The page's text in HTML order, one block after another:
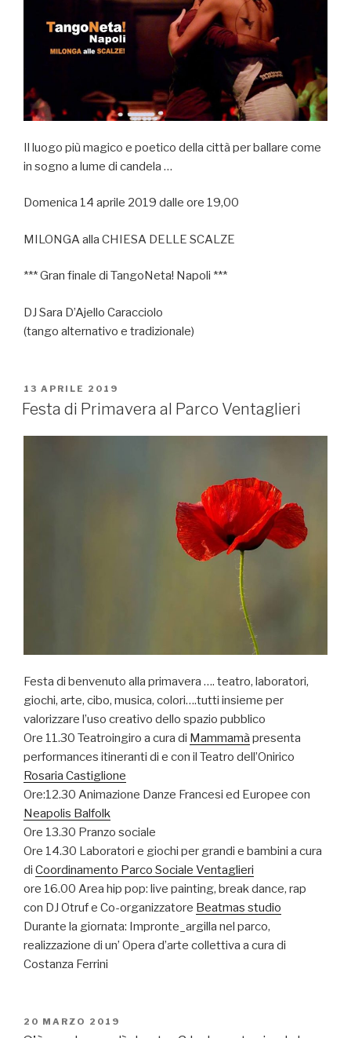
Il luogo più magico e poetico della città per ballare come
in sogno a lume di candela …
Domenica 14 aprile 2019 dalle ore 19,00
MILONGA alla CHIESA DELLE SCALZE
*** Gran finale di TangoNeta! Napoli ***
DJ Sara D’Ajello Caracciolo
(tango alternativo e tradizionale)
PUBBLICATO
IL
13 APRILE 2019
Festa di Primavera al Parco Ventaglieri
Festa di benvenuto alla primavera …. teatro, laboratori,
giochi, arte, cibo, musica, colori….tutti insieme per
valorizzare l’uso creativo dello spazio pubblico
Ore 11.30 Teatroingiro a cura di Mammamà presenta
performances itineranti di e con il Teatro dell’Onirico
Rosaria Castiglione
Ore:12.30 Animazione Danze Francesi ed Europee con
Neapolis Balfolk
Ore 13.30 Pranzo sociale
Ore 14.30 Laboratori e giochi per grandi e bambini a cura
di Coordinamento Parco Sociale Ventaglieri
ore 16.00 Area hip pop: live painting, break dance, rap
con DJ Otruf e Co-organizzatore Beatmas studio
Durante la giornata: Impronte_argilla nel parco,
realizzazione di un’ Opera d’arte collettiva a cura di
Costanza Ferrini
PUBBLICATO
20 MARZO 2019